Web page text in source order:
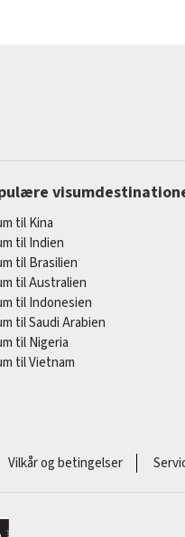
til Kina
til Indien
til Brasilien
til Australien
til Indonesien
til Saudi Arabien
til Nigeria
til Vietnam
Vilkår og betingelser